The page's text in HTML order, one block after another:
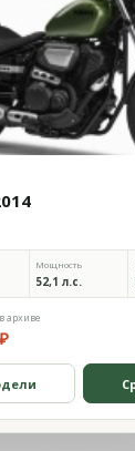
Мощность
52,1 л.с.
архиве